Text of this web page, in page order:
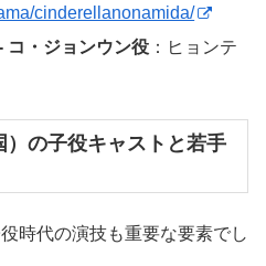
cinderellanonamida/
コ・ジョンウン役 ：ヒョンテ
）の子役キャストと若手
時代の演技も重要な要素でし